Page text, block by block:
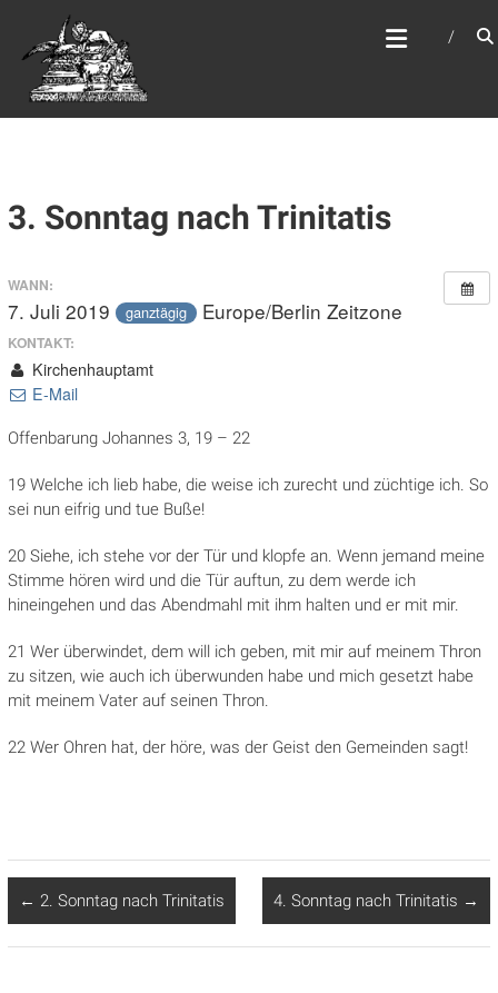
springen
WEBSITE DES
APOSTELAMTES JESU
CHRISTI KÖR
3. Sonntag nach Trinitatis
WANN:
7. Juli 2019 ganztägig Europe/Berlin Zeitzone
KONTAKT:
Kirchenhauptamt
E-Mail
Offenbarung Johannes 3, 19 – 22
19 Welche ich lieb habe, die weise ich zurecht und züchtige ich. So
sei nun eifrig und tue Buße!
20 Siehe, ich stehe vor der Tür und klopfe an. Wenn jemand meine
Stimme hören wird und die Tür auftun, zu dem werde ich
hineingehen und das Abendmahl mit ihm halten und er mit mir.
21 Wer überwindet, dem will ich geben, mit mir auf meinem Thron
zu sitzen, wie auch ich überwunden habe und mich gesetzt habe
mit meinem Vater auf seinen Thron.
22 Wer Ohren hat, der höre, was der Geist den Gemeinden sagt!
← 2. Sonntag nach Trinitatis 4. Sonntag nach Trinitatis →